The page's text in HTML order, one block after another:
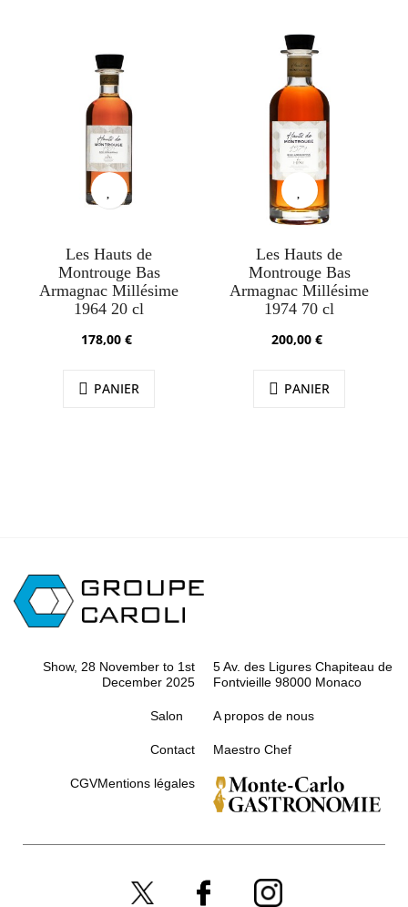
Les Hauts de
Montrouge Bas
Armagnac Millésime
1964 20 cl
178,00 €
PANIER
Les Hauts de
Montrouge Bas
Armagnac Millésime
1974 70 cl
200,00 €
PANIER
Show, 28 November to 1st
December 2025
5 Av. des Ligures Chapiteau de
Fontvieille 98000 Monaco
Salon
Contact
A propos de nous
Maestro Chef
CGVMentions légales